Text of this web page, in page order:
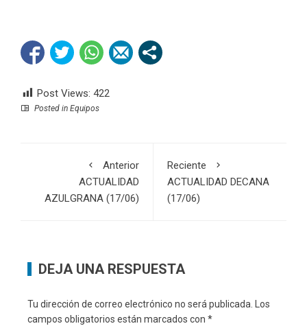
Post Views: 422
Posted in Equipos
Anterior
ACTUALIDAD
AZULGRANA (17/06)
Reciente
ACTUALIDAD DECANA
(17/06)
DEJA UNA RESPUESTA
Tu dirección de correo electrónico no será publicada.
Los
campos obligatorios están marcados con *